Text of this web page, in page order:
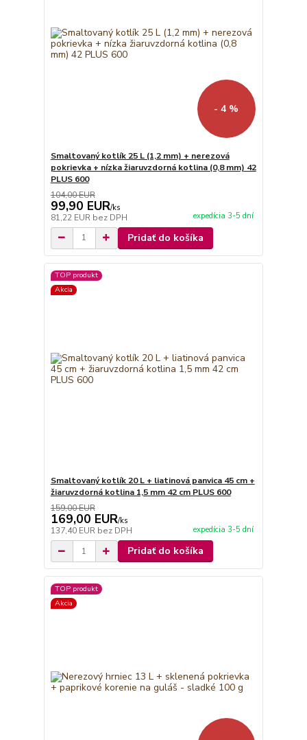
- 4 %
Smaltovaný kotlík 25 L (1,2 mm) + nerezová
pokrievka + nízka žiaruvzdorná kotlina (0,8 mm) 42
PLUS 600
104,00 EUR
99,90 EUR/ks
81,22 EUR bez DPH expedícia 3-5 dní
Pridať do košíka
TOP produkt
Akcia
Smaltovaný kotlík 20 L + liatinová panvica 45 cm +
žiaruvzdorná kotlina 1,5 mm 42 cm PLUS 600
159,00 EUR
169,00 EUR/ks
137,40 EUR bez DPH expedícia 3-5 dní
Pridať do košíka
TOP produkt
Akcia